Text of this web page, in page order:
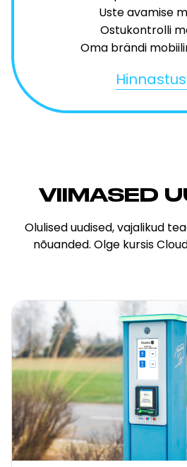
Uste avamise
Ostukontrolli
Oma brändi
Hinnastus
VIIMASED
Olulised uudised, vajalikud
nõuanded. Olge kursis